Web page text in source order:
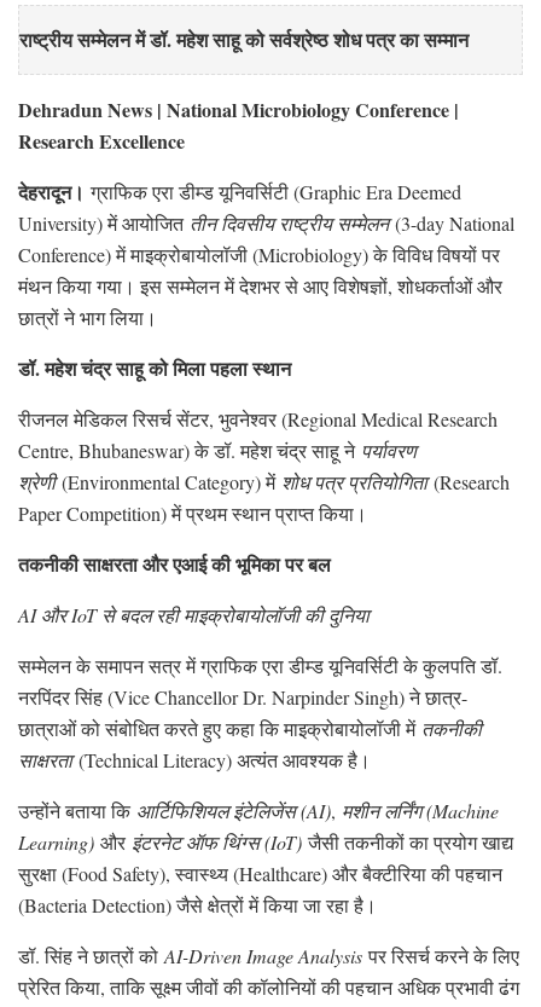
राष्ट्रीय सम्मेलन में डॉ. महेश साहू को सर्वश्रेष्ठ शोध पत्र का सम्मान
Dehradun News | National Microbiology Conference |
Research Excellence
देहरादून। ग्राफिक एरा डीम्ड यूनिवर्सिटी (Graphic Era Deemed
University) में आयोजित तीन दिवसीय राष्ट्रीय सम्मेलन(3-day National
Conference) में माइक्रोबायोलॉजी (Microbiology) के विविध विषयों पर
मंथन किया गया। इस सम्मेलन में देशभर से आए विशेषज्ञों, शोधकर्ताओं और
छात्रों ने भाग लिया।
डॉ. महेश चंद्र साहू को मिला पहला स्थान
रीजनल मेडिकल रिसर्च सेंटर, भुवनेश्वर (Regional Medical Research
Centre, Bhubaneswar) के डॉ. महेश चंद्र साहू ने पर्यावरण
श्रेणी(Environmental Category) में शोध पत्र प्रतियोगिता(Research
Paper Competition) में प्रथम स्थान प्राप्त किया।
तकनीकी साक्षरता और एआई की भूमिका पर बल
AI और IoT से बदल रही माइक्रोबायोलॉजी की दुनिया
सम्मेलन के समापन सत्र में ग्राफिक एरा डीम्ड यूनिवर्सिटी के कुलपति डॉ.
नरपिंदर सिंह (Vice Chancellor Dr. Narpinder Singh) ने छात्र-
छात्राओं को संबोधित करते हुए कहा कि माइक्रोबायोलॉजी में तकनीकी
साक्षरता(Technical Literacy) अत्यंत आवश्यक है।
उन्होंने बताया कि आर्टिफिशियल इंटेलिजेंस (AI), मशीन लर्निंग (Machine
Learning) और इंटरनेट ऑफ थिंग्स (IoT)जैसी तकनीकों का प्रयोग खाद्य
सुरक्षा (Food Safety), स्वास्थ्य (Healthcare) और बैक्टीरिया की पहचान
(Bacteria Detection) जैसे क्षेत्रों में किया जा रहा है।
डॉ. सिंह ने छात्रों को AI-Driven Image Analysisपर रिसर्च करने के लिए
प्रेरित किया, ताकि सूक्ष्म जीवों की कॉलोनियों की पहचान अधिक प्रभावी ढंग